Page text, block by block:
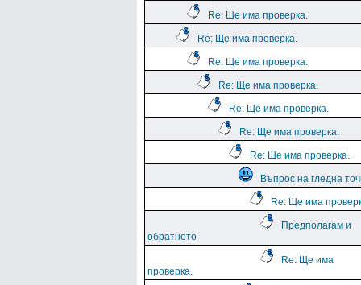
Re: Ще има проверка.
Re: Ще има проверка.
Re: Ще има проверка.
Re: Ще има проверка.
Re: Ще има проверка.
Re: Ще има проверка.
Re: Ще има проверка.
Въпрос на гледна
Re: Ще има
Предполагам и
обратното
Re: Ще има
проверка.